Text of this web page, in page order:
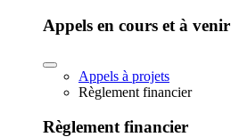
Appels en cours et à venir
Appels à projets
Règlement financier
Règlement financier